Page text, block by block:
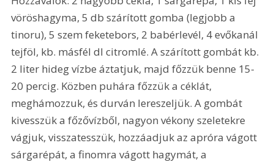
vöröshagyma, 5 db szárított gomba (legjobb a
tinoru), 5 szem feketebors, 2 babérlevél, 4 evőkanál
tejföl, kb. másfél dl citromlé. A szárított gombát kb.
2 liter hideg vízbe áztatjuk, majd főzzük benne 15-
20 percig. Közben puhára főzzük a céklát,
meghámozzuk, és durván lereszeljük. A gombát
kivesszük a főzővízből, nagyon vékony szeletekre
vágjuk, visszatesszük, hozzáadjuk az apróra vágott
sárgarépát, a finomra vágott hagymát, a